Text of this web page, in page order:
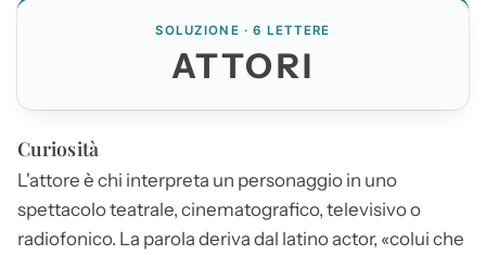
SOLUZIONE · 6 LETTERE
ATTORI
Curiosità
L'attore è chi interpreta un personaggio in uno
spettacolo teatrale, cinematografico, televisivo o
radiofonico. La parola deriva dal latino actor, «colui che